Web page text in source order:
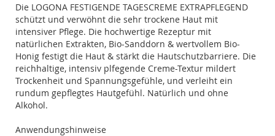
Die LOGONA FESTIGENDE TAGESCREME EXTRAPFLEGEND
schützt und verwöhnt die sehr trockene Haut mit
intensiver Pflege. Die hochwertige Rezeptur mit
natürlichen Extrakten, Bio-Sanddorn & wertvollem Bio-
Honig festigt die Haut & stärkt die Hautschutzbarriere. Die
reichhaltige, intensiv plfegende Creme-Textur mildert
Trockenheit und Spannungsgefühle, und verleiht ein
rundum gepflegtes Hautgefühl. Natürlich und ohne
Alkohol.
Anwendungshinweise